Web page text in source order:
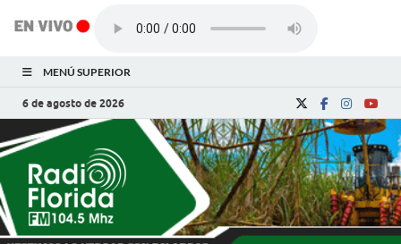
MENÚ SUPERIOR
6 de agosto de 2026
Radio Florida de
Cuba
Noticias y Actualidades de Florida, Camagüey,